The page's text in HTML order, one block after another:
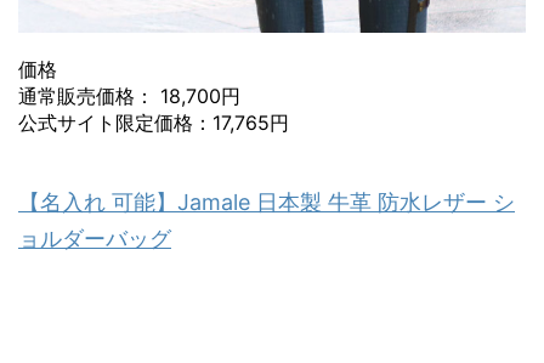
価格
通常販売価格： 18,700円
公式サイト限定価格：17,765円
【名入れ 可能】Jamale 日本製 牛革 防水レザー シ
ョルダーバッグ